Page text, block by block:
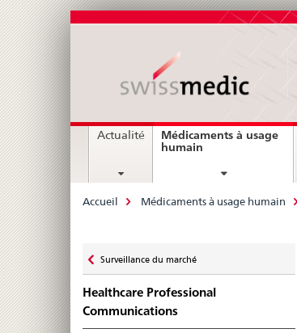
Navigation
Actualité
Médicaments à usage
humain
Breadcrumb
Accueil Médicaments à usage humain
zu
Surveillance du marché
Healthcare Professional
Communications